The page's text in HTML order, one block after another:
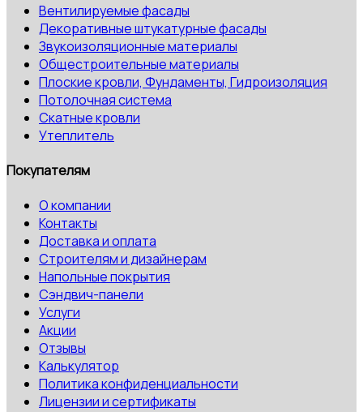
Вентилируемые фасады
Декоративные штукатурные фасады
Звукоизоляционные материалы
Общестроительные материалы
Плоские кровли, Фундаменты, Гидроизоляция
Потолочная система
Скатные кровли
Утеплитель
Покупателям
О компании
Контакты
Доставка и оплата
Строителям и дизайнерам
Напольные покрытия
Сэндвич-панели
Услуги
Акции
Отзывы
Калькулятор
Политика конфиденциальности
Лицензии и сертификаты